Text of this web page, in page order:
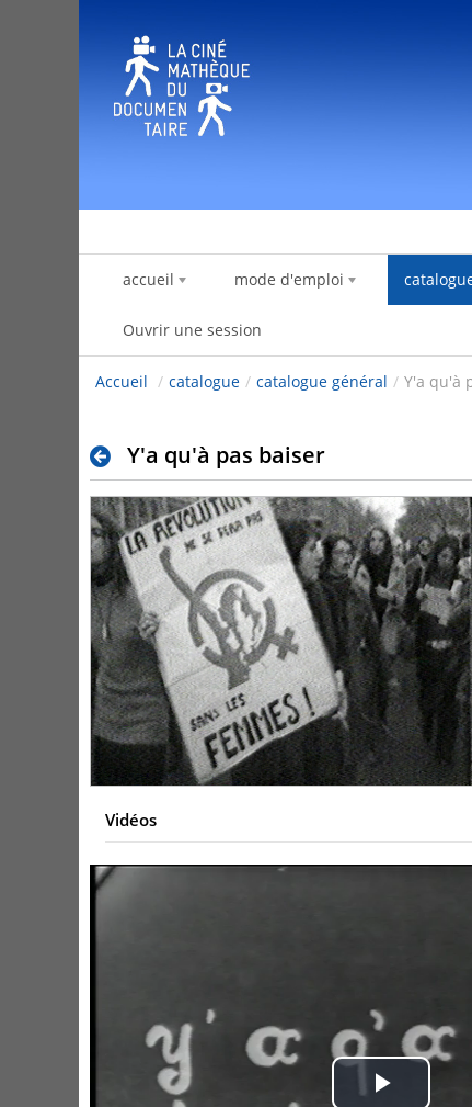
accueil mode d'emploi
Ouvrir une session
Accueil / catalogue / catalogue général / Y'a qu'à
Y'a qu'à pas baiser
Vidéos